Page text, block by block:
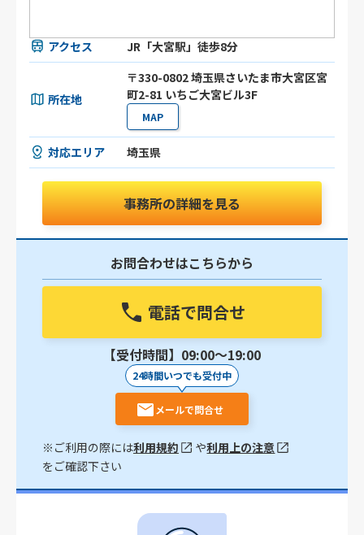
アクセス JR「大宮駅」徒歩8分
所在地
〒330-0802 埼玉県さいたま市大宮区宮
町2-81 いちご大宮ビル3F
MAP
対応エリア 埼玉県
事務所の詳細を見る
お問合わせはこちらから
電話で問合せ
【受付時間】09:00〜19:00
24時間いつでも受付中
メールで問合せ
※ご利用の際には利用規約 や利用上の注意
をご確認下さい